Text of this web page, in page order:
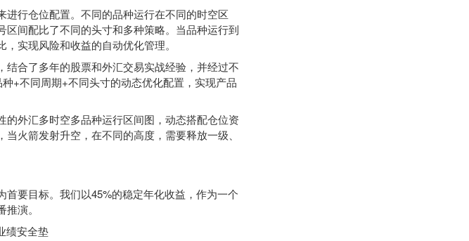
行仓位配置。不同的品种运行在不同的时空区
间配比了不同的头寸和多种策略。当品种运行到
实现风险和收益的自动优化管理。
合了多年的股票和外汇交易实战经验，并经过不
+不同周期+不同头寸的动态优化配置，实现产品
外汇多时空多品种运行区间图，动态搭配仓位资
火箭发射升空，在不同的高度，需要释放一级、
要目标。我们以45%的稳定年化收益，作为一个
演。
绩安全垫